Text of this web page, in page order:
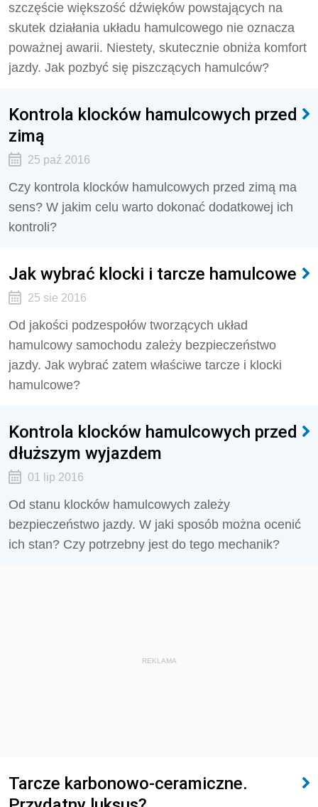
szczęście większość dźwięków powstających na
skutek działania układu hamulcowego nie oznacza
poważnej awarii. Niestety, skutecznie obniża komfort
jazdy. Jak pozbyć się piszczących hamulców?
Kontrola klocków hamulcowych przed
zimą
25 paź 2016
Czy kontrola klocków hamulcowych przed zimą ma
sens? W jakim celu warto dokonać dodatkowej ich
kontroli?
Jak wybrać klocki i tarcze hamulcowe
25 sie 2016
Od jakości podzespołów tworzących układ
hamulcowy samochodu zależy bezpieczeństwo
jazdy. Jak wybrać zatem właściwe tarcze i klocki
hamulcowe?
Kontrola klocków hamulcowych przed
dłuższym wyjazdem
01 lip 2016
Od stanu klocków hamulcowych zależy
bezpieczeństwo jazdy. W jaki sposób można ocenić
ich stan? Czy potrzebny jest do tego mechanik?
REKLAMA
Tarcze karbonowo-ceramiczne.